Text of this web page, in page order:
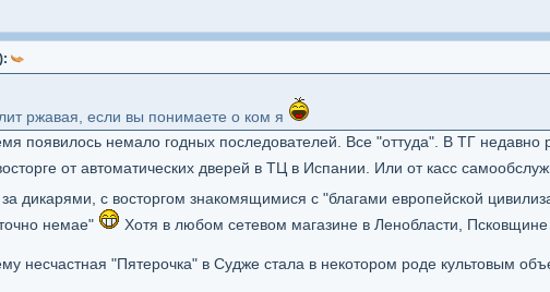
ржавая, если вы понимаете о ком я
появилось немало годных последователей. Все "оттуда". В ТГ недавно
от автоматических дверей в ТЦ в Испании. Или от касс
дикарями, с восторгом знакомящимися с "благами европейской
немае"
Хотя в любом сетевом магазине в Ленобласти,
несчастная "Пятерочка" в Судже стала в некотором роде культовым